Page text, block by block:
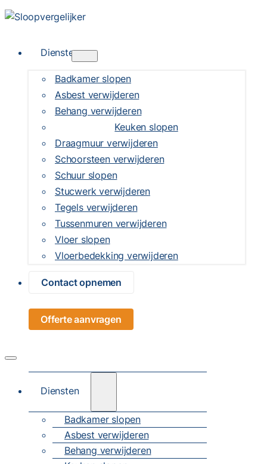
Diensten
Badkamer slopen
Asbest verwijderen
Behang verwijderen
Keuken slopen
Draagmuur verwijderen
Schoorsteen verwijderen
Schuur slopen
Stucwerk verwijderen
Tegels verwijderen
Tussenmuren verwijderen
Vloer slopen
Vloerbedekking verwijderen
Contact opnemen
Offerte aanvragen
Diensten
Badkamer slopen
Asbest verwijderen
Behang verwijderen